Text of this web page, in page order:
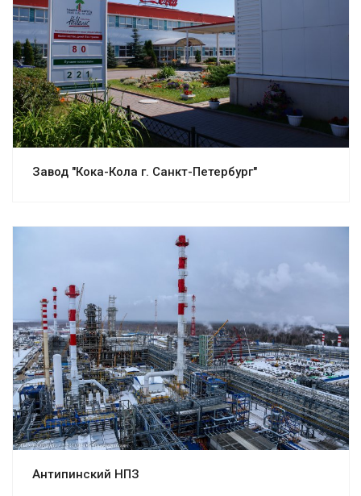
Смотреть проект
Завод "Кока-Кола г. Санкт-Петербург"
Смотреть проект
Антипинский НПЗ